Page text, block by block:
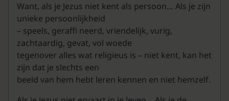
Want, als je Jezus niet kent als persoon… Als je zijn
unieke persoonlijkheid
– speels, geraffi neerd, vriendelijk, vurig,
zachtaardig, gevat, vol woede
tegenover alles wat religieus is – niet kent, kan het
zijn dat je slechts een
beeld van hem hebt leren kennen en niet hemzelf.